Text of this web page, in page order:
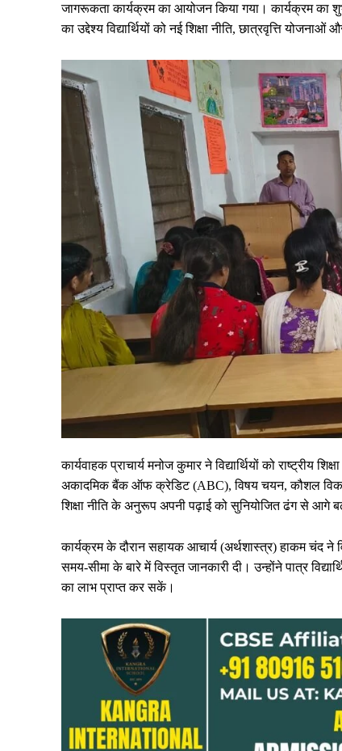
जागरूकता कार्यक्रम का आयोजन किया गया। कार्यक्रम का
का उद्देश्य विद्यार्थियों को नई शिक्षा नीति, छात्रवृत्ति
कार्यवाहक प्राचार्य मनोज कुमार ने विद्यार्थियों को राष्ट्रीय
अकादमिक बैंक ऑफ क्रेडिट (ABC), विषय चयन, कौशल विकास
शिक्षा नीति के अनुरूप अपनी पढ़ाई को सुनियोजित ढंग से आगे
कार्यक्रम के दौरान सहायक आचार्य (अर्थशास्त्र) हाकम चंद
समय-सीमा के बारे में विस्तृत जानकारी दी। उन्होंने पात्र
का लाभ प्राप्त कर सकें।